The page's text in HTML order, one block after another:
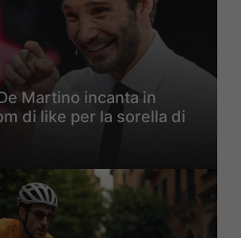
Martino incanta in
di like per la sorella di